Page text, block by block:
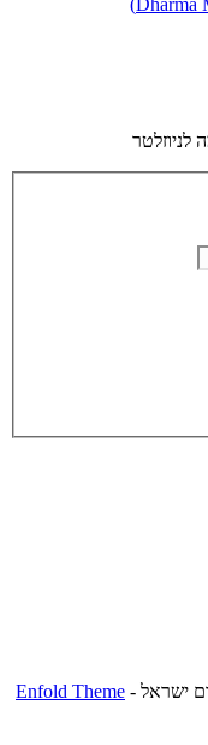
לניוזלטר
ישראל - Enfold Theme